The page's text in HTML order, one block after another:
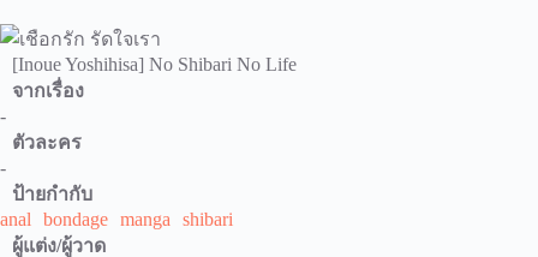
[Inoue Yoshihisa] No Shibari No Life
จากเรื่อง
-
ตัวละคร
-
ป้ายกำกับ
anal
bondage manga
shibari
ผู้แต่ง/ผู้วาด